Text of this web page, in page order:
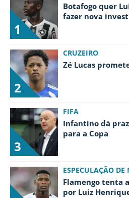
1
Botafogo quer
fazer nova
2
CRUZEIRO
Zé Lucas
3
FIFA
Infantino dá
para a Copa
ESPECULAÇÃO DE
Flamengo tenta
por Luiz